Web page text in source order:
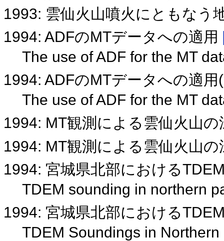
1993: 雲仙火山噴火にともなう
1994: ADFのMTデータへの適用
The use of ADF for the MT
1994: ADFのMTデータへの適
The use of ADF for the MT
1994: MT観測による雲仙火山
1994: MT観測による雲仙火山
1994: 宮城県北部における
TDEM sounding in northern
1994: 宮城県北部における
TDEM Soundings in